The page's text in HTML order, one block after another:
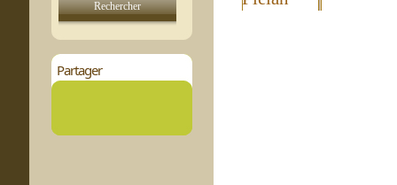
Partager